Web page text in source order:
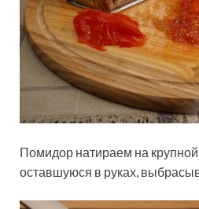
Помидор натираем на крупной
оставшуюся в руках,